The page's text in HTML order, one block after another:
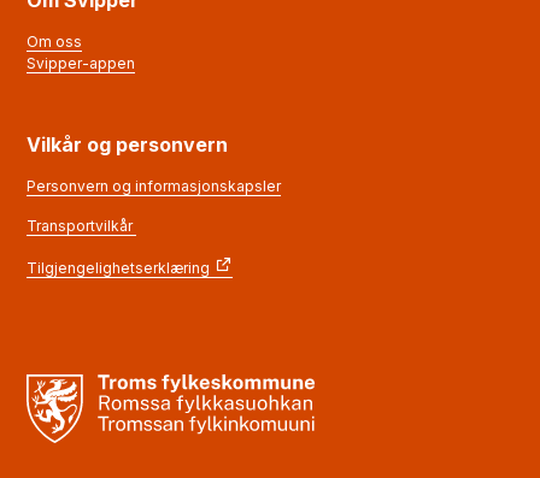
Om oss
Svipper-appen
Vilkår og personvern
Personvern og informasjonskapsler
Transportvilkår
Tilgjengelighetserklæring